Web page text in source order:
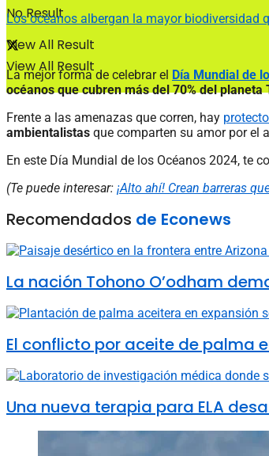
View All Result
No Result
View All Result
Los océanos albergan la mayor biodiversidad
La mejor forma de celebrar el Día Mundial de
océanos que cubren más del 70% del planeta
Frente a las amenazas que corren, hay
ambientalistas que comparten su amor por el
En este Día Mundial de los Océanos 2024, te
(Te puede interesar: ¡Alto ahí! Crean barreras
Recomendados de Econews
La nación Tohono O’odham
El conflicto por aceite de palma
Una nueva terapia para ELA